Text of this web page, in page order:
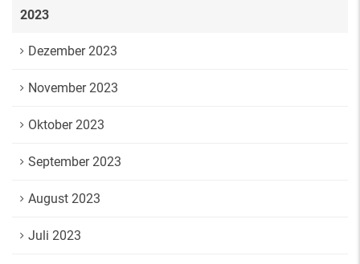
2023
Dezember 2023
November 2023
Oktober 2023
September 2023
August 2023
Juli 2023